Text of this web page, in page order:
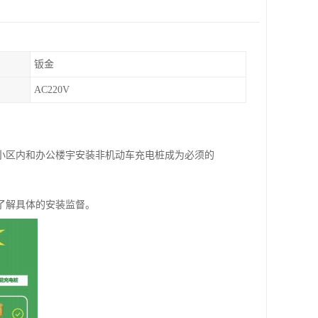
钣金
AC220V
内和办公楼宇安装非机动车充电桩成为必须的
具体的安装监督。